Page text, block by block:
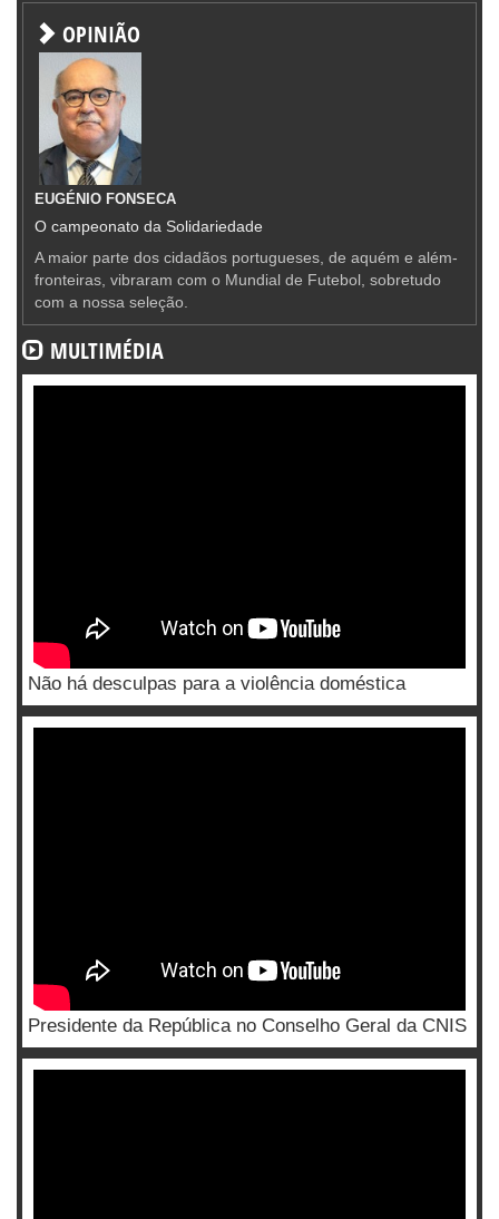
OPINIÃO
EUGÉNIO FONSECA
O campeonato da Solidariedade
A maior parte dos cidadãos portugueses, de aquém e além-
fronteiras, vibraram com o Mundial de Futebol, sobretudo
com a nossa seleção.
MULTIMÉDIA
Não há desculpas para a violência doméstica
Presidente da República no Conselho Geral da CNIS